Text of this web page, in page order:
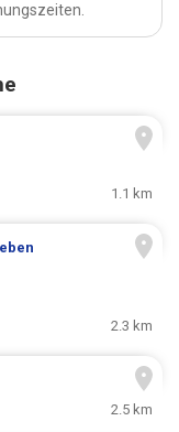
1.1 km
2.3 km
2.5 km